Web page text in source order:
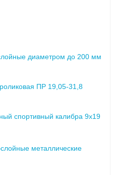
диаметром до 200 мм
ПР 19,05-31,8
спортивный калибра 9х19
металлические